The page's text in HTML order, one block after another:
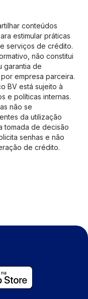
conteúdos
estimular práticas
serviços de crédito.
não constitui
garantia de
empresa parceira.
BV está sujeito à
e políticas internas.
não se
da utilização
tomada de decisão
senhas e não
de crédito.